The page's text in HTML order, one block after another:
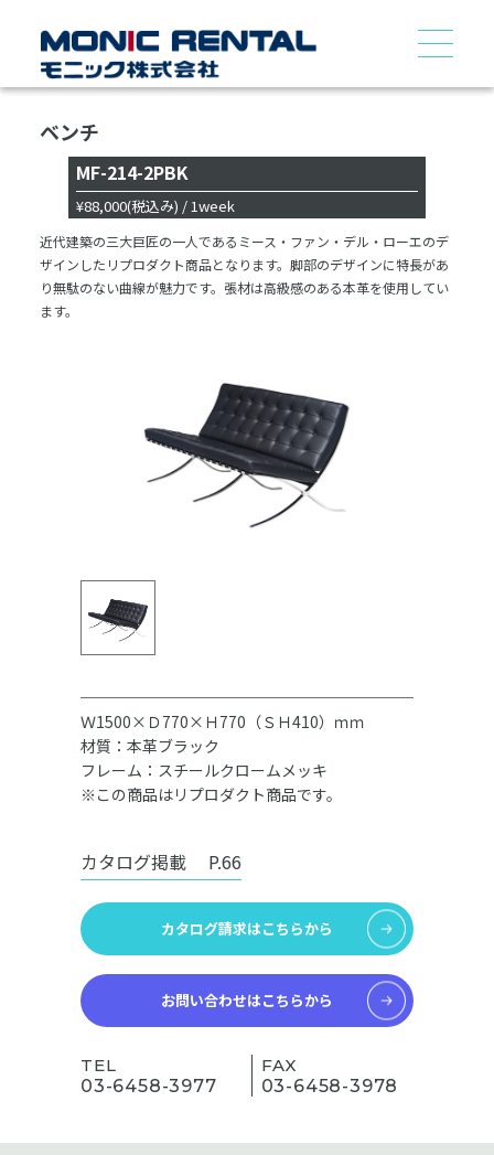
ベンチ
MF-214-2PBK
¥88,000(税込み) / 1week
近代建築の三大巨匠の一人であるミース・ファン・デル・ローエのデ
ザインしたリプロダクト商品となります。脚部のデザインに特長があ
り無駄のない曲線が魅力です。張材は高級感のある本革を使用してい
ます。
Ｗ1500×Ｄ770×Ｈ770（ＳＨ410）ｍｍ
材質：本革ブラック
フレーム：スチールクロームメッキ
※この商品はリプロダクト商品です。
カタログ掲載 P.66
カタログ請求はこちらから
お問い合わせはこちらから
TEL
03-6458-3977
FAX
03-6458-3978